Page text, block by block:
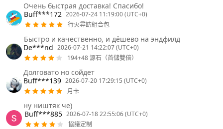
Очень быстрая доставка! Спасибо!
Buff***172 2026-07-24 11:19:00 (UTC+0)
行火尋訪組合包
Быстро и качественно, и дёшево на эндфилд
De***nd 2026-07-21 14:22:07 (UTC+0)
194+48 源石（首儲雙倍）
Долговато но сойдет
Buff***139 2026-07-20 17:29:15 (UTC+0)
月卡
ну ништяк че)
Buff***885 2026-07-18 22:55:06 (UTC+0)
協議定制